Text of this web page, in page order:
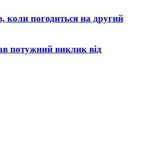
коли погодиться на другий
потужний виклик від